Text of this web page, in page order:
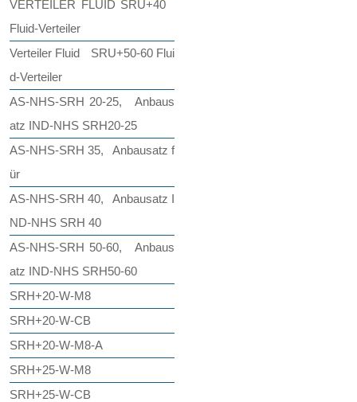
VERTEILER FLUID SRU+40
Fluid-Verteiler
Verteiler Fluid SRU+50-60 Flui
d-Verteiler
AS-NHS-SRH 20-25, Anbaus
atz IND-NHS SRH20-25
AS-NHS-SRH 35, Anbausatz f
ür
AS-NHS-SRH 40, Anbausatz I
ND-NHS SRH 40
AS-NHS-SRH 50-60, Anbaus
atz IND-NHS SRH50-60
SRH+20-W-M8
SRH+20-W-CB
SRH+20-W-M8-A
SRH+25-W-M8
SRH+25-W-CB